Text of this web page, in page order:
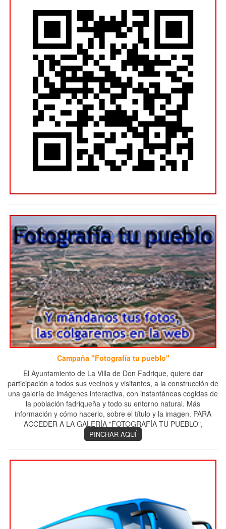
Campaña "Fotografía tu pueblo"
El Ayuntamiento de La Villa de Don Fadrique, quiere dar
participación a todos sus vecinos y visitantes, a la construcción de
una galería de imágenes interactiva, con instantáneas cogidas de
la población fadriqueña y todo su entorno natural. Más
información y cómo hacerlo, sobre el título y la imagen. PARA
ACCEDER A LA GALERÍA "FOTOGRAFÍA TU PUEBLO",
PINCHAR AQUÍ